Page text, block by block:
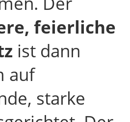
feierliche
ist dann
auf
starke